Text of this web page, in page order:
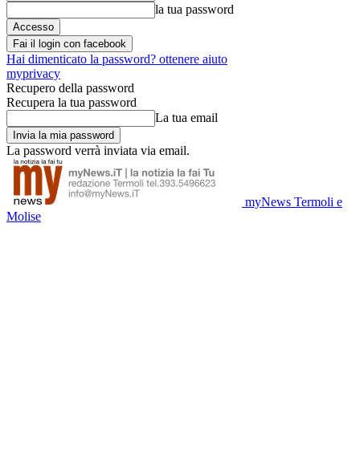
la tua password
Fai il login con facebook
Hai dimenticato la password? ottenere aiuto
myprivacy
Recupero della password
Recupera la tua password
La tua email
La password verrà inviata via email.
myNews Termoli e
Molise